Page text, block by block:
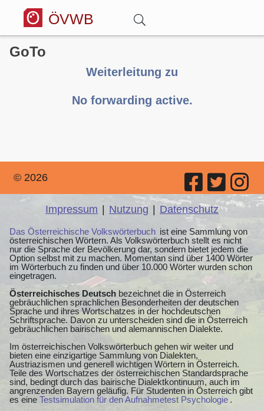
ÖVWB
Anmelden
Forum
GoTo
Weiterleitung zu
No forwarding active.
© 2026
Impressum | Nutzung | Datenschutz
Das Österreichische Volkswörterbuch ist eine Sammlung von
österreichischen Wörtern. Als Volkswörterbuch stellt es nicht
nur die Sprache der Bevölkerung dar, sondern bietet jedem die
Option selbst mit zu machen. Momentan sind über 1400 Wörter
im Wörterbuch zu finden und über 10.000 Wörter wurden schon
eingetragen.
Österreichisches Deutsch bezeichnet die in Österreich
gebräuchlichen sprachlichen Besonderheiten der deutschen
Sprache und ihres Wortschatzes in der hochdeutschen
Schriftsprache. Davon zu unterscheiden sind die in Österreich
gebräuchlichen bairischen und alemannischen Dialekte.
Im österreichischen Volkswörterbuch gehen wir weiter und
bieten eine einzigartige Sammlung von Dialekten,
Austriazismen und generell wichtigen Wörtern in Österreich.
Teile des Wortschatzes der österreichischen Standardsprache
sind, bedingt durch das bairische Dialektkontinuum, auch im
angrenzenden Bayern geläufig. Für Studenten in Österreich gibt
es eine Testsimulation für den Aufnahmetest Psychologie .